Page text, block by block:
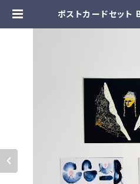
ポストカードセッ